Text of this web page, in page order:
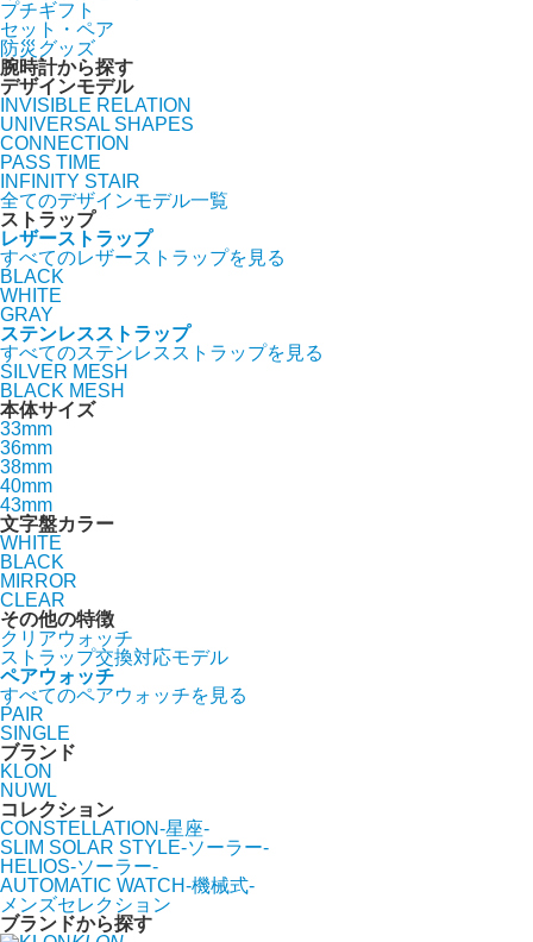
プチギフト
セット・ペア
防災グッズ
腕時計から探す
デザインモデル
INVISIBLE RELATION
UNIVERSAL SHAPES
CONNECTION
PASS TIME
INFINITY STAIR
全てのデザインモデル一覧
ストラップ
レザーストラップ
すべてのレザーストラップを見る
BLACK
WHITE
GRAY
ステンレスストラップ
すべてのステンレスストラップを見る
SILVER MESH
BLACK MESH
本体サイズ
33mm
36mm
38mm
40mm
43mm
文字盤カラー
WHITE
BLACK
MIRROR
CLEAR
その他の特徴
クリアウォッチ
ストラップ交換対応モデル
ペアウォッチ
すべてのペアウォッチを見る
PAIR
SINGLE
ブランド
KLON
NUWL
コレクション
CONSTELLATION-星座-
SLIM SOLAR STYLE-ソーラー-
HELIOS-ソーラー-
AUTOMATIC WATCH-機械式-
メンズセレクション
ブランドから探す